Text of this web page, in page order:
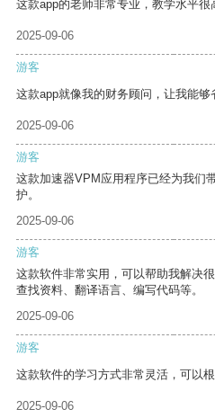
这款app的老师非常专业，教学水平很
2025-09-06
游客
这款app就像我的财务顾问，让我能够
2025-09-06
游客
这款加速器VPM应用程序已经为我们
护。
2025-09-06
游客
这款软件非常实用，可以帮助我解决
查找资料、翻译语言、编写代码等。
2025-09-06
游客
这款软件的学习方式非常灵活，可以
2025-09-06